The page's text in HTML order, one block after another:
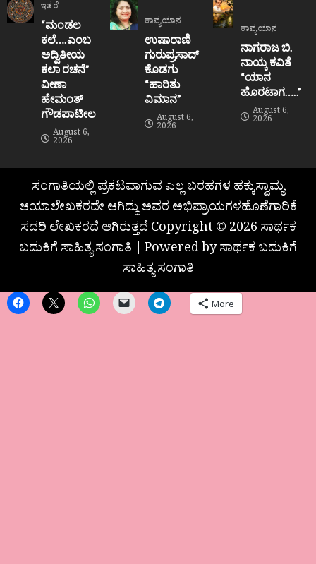
ಇತರೆ
“ಮಂಡಲ
ಕಲೆ….ಎಂಬ
ಅದ್ವಿತೀಯ
ಕಲಾ ರಚನೆ”‌
ವೀಣಾ
ಹೇಮಂತ್‌
ಗೌಡಪಾಟೀಲ
August 6,
2026
ಕಾವ್ಯಯಾನ
ಉಷಾರಾಣಿ
ಗುರುಪ್ರಸಾದ್
ಕೊಡಗು
“ಹಾರಿತು
ವಿಮಾನ”
August 6,
2026
ಕಾವ್ಯಯಾನ
ನಾಗರಾಜ ಬಿ.
ನಾಯ್ಕ ಕವಿತೆ
“ಯಾನ
ಹೊರಟಾಗ…..”
August 6,
2026
ಸಂಗಾತಿಯಲ್ಲಿ ಪ್ರಕಟವಾಗುವ ಎಲ್ಲ ಬರಹಗಳ ಹಕ್ಕುಸ್ವಾಮ್ಯ
ಆಯಾಲೇಖಕರದೇ ಆಗಿದ್ದು ಅವರ ಅಭಿಪ್ರಾಯಗಳಹೊಣೆಗಾರಿಕೆ
ಸದರಿ ಲೇಖಕರದೆ ಆಗಿರುತ್ತದೆ Copyright © 2026 ಸಾರ್ಥಕ
ಬದುಕಿಗೆ ಸಾಹಿತ್ಯ ಸಂಗಾತಿ | Powered by ಸಾರ್ಥಕ ಬದುಕಿಗೆ
ಸಾಹಿತ್ಯ ಸಂಗಾತಿ
More